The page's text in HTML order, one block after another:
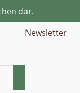
dar.
Newsletter